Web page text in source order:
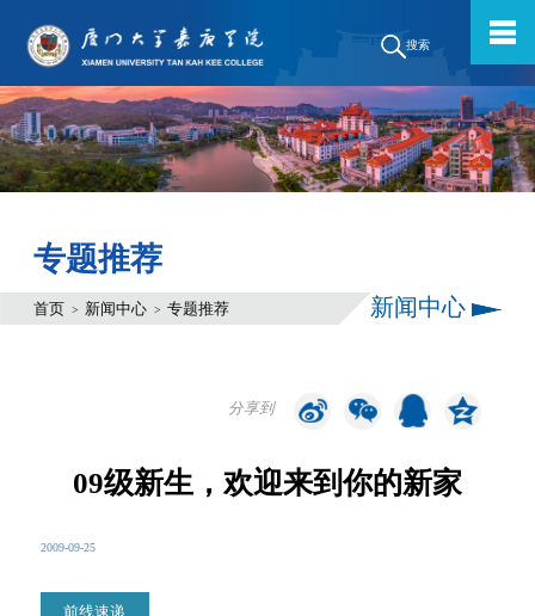
搜索
专题推荐
首页 > 新闻中心 > 专题推荐 新闻中心
分享到
09级新生，欢迎来到你的新家
2009-09-25
前线速递